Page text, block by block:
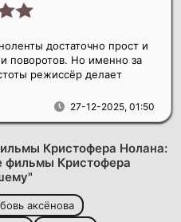
27-12-2025, 01:50
достаточно прост и
поворотов. Но именно за
режиссёр делает
Кристофера Нолана:
фильмы Кристофера
аксёнова